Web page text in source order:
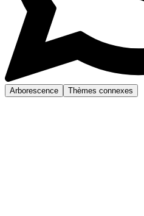
Arborescence Thèmes connexes